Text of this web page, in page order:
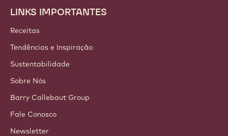
Footer
Callebaut
LINKS IMPORTANTES
Receitas
Tendências e Inspiração
Sustentabilidade
Sobre Nós
Barry Callebaut Group
Fale Conosco
Newsletter